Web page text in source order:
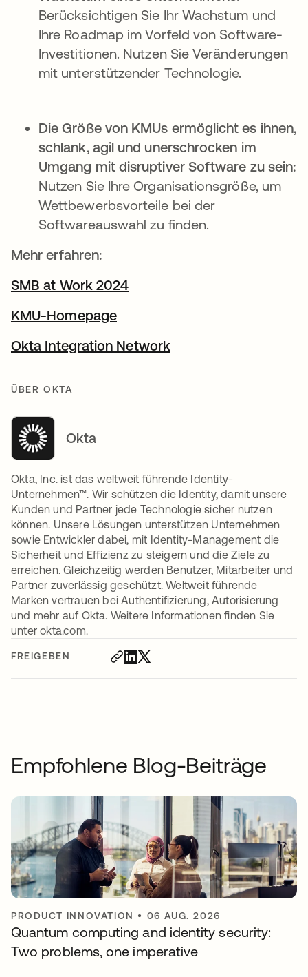
FREIGEBEN
Berücksichtigen Sie Ihr Wachstum und
Ihre Roadmap im Vorfeld von Software-
Investitionen. Nutzen Sie Veränderungen
mit unterstützender Technologie.
Die Größe von KMUs ermöglicht es ihnen,
schlank, agil und unerschrocken im
Umgang mit disruptiver Software zu sein:
Nutzen Sie Ihre Organisationsgröße, um
Wettbewerbsvorteile bei der
Softwareauswahl zu finden.
Mehr erfahren:
SMB at Work 2024
KMU-Homepagewird in einer neuen
Okta Integration Network
ÜBER OKTA
Okta
Okta, Inc. ist das weltweit führende Identity-
Unternehmen™. Wir schützen die Identity, damit unsere
Kunden und Partner jede Technologie sicher nutzen
können. Unsere Lösungen unterstützen Unternehmen
sowie Entwickler dabei, mit Identity-Management die
Sicherheit und Effizienz zu steigern und die Ziele zu
erreichen. Gleichzeitig werden Benutzer, Mitarbeiter und
Partner zuverlässig geschützt. Weltweit führende
Marken vertrauen bei Authentifizierung, Autorisierung
und mehr auf Okta. Weitere Informationen finden Sie
unter okta.com.
Empfohlene Blog-Beiträge
PRODUCT INNOVATION • 06 AUG. 2026
Quantum computing and identity security:
Two problems, one imperative